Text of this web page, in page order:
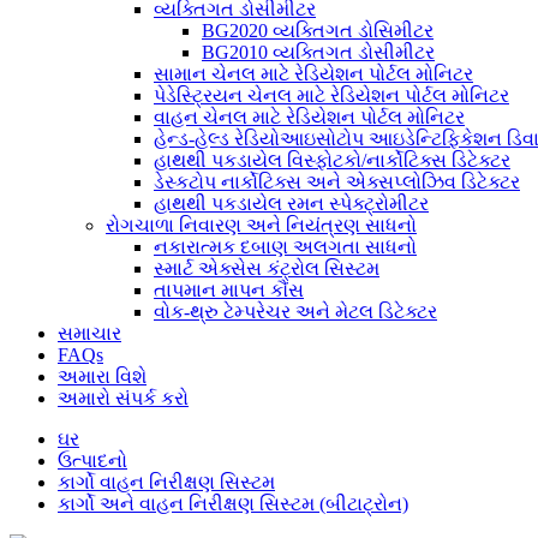
વ્યક્તિગત ડોસીમીટર
BG2020 વ્યક્તિગત ડોસિમીટર
BG2010 વ્યક્તિગત ડોસીમીટર
સામાન ચેનલ માટે રેડિયેશન પોર્ટલ મોનિટર
પેડેસ્ટ્રિયન ચેનલ માટે રેડિયેશન પોર્ટલ મોનિટર
વાહન ચેનલ માટે રેડિયેશન પોર્ટલ મોનિટર
હેન્ડ-હેલ્ડ રેડિયોઆઇસોટોપ આઇડેન્ટિફિકેશન
હાથથી પકડાયેલ વિસ્ફોટકો/નાર્કોટિક્સ ડિટેક્ટર
ડેસ્કટોપ નાર્કોટિક્સ અને એક્સપ્લોઝિવ ડિટેક્ટર
હાથથી પકડાયેલ રમન સ્પેક્ટ્રોમીટર
રોગચાળા નિવારણ અને નિયંત્રણ સાધનો
નકારાત્મક દબાણ અલગતા સાધનો
સ્માર્ટ એક્સેસ કંટ્રોલ સિસ્ટમ
તાપમાન માપન કૌંસ
વોક-થ્રુ ટેમ્પરેચર અને મેટલ ડિટેક્ટર
સમાચાર
FAQs
અમારા વિશે
અમારો સંપર્ક કરો
ઘર
ઉત્પાદનો
કાર્ગો વાહન નિરીક્ષણ સિસ્ટમ
કાર્ગો અને વાહન નિરીક્ષણ સિસ્ટમ (બીટાટ્રોન)